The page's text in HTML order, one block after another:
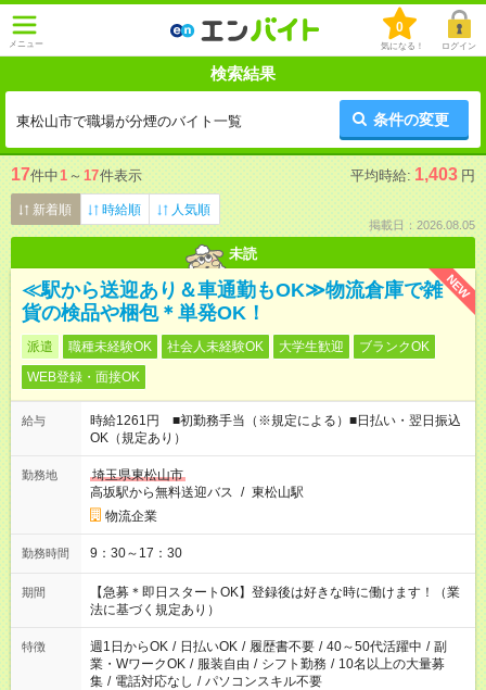
メニュー
0
気になる！ ログイン
検索結果
東松山市で職場が分煙のバイト一覧 条件の変更
17件中1 ～ 17件表示 平均時給: 1,403 円
新着順 時給順 人気順
掲載日：2026.08.05
未読
NEW
≪駅から送迎あり＆車通勤もOK≫物流倉庫で雑
貨の検品や梱包＊単発OK！
派遣 職種未経験OK 社会人未経験OK 大学生歓迎
ブランクOK
WEB登録・面接OK
給与
時給1261円 ■初勤務手当（※規定による）■日払い・翌日振込
OK（規定あり）
勤務地
埼玉県東松山市
高坂駅から無料送迎バス / 東松山駅
物流企業
勤務時間 9：30～17：30
期間
【急募＊即日スタートOK】登録後は好きな時に働けます！（業
法に基づく規定あり）
特徴 週1日からOK / 日払いOK / 履歴書不要 / 40～50代活躍中 / 副
業・WワークOK / 服装自由 / シフト勤務 / 10名以上の大量募
集 / 電話対応なし / パソコンスキル不要